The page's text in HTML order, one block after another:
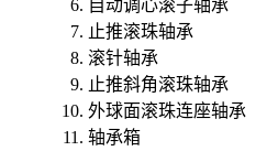
自动调心滚子轴承
止推滚珠轴承
滚针轴承
止推斜角滚珠轴承
外球面滚珠连座轴承
轴承箱